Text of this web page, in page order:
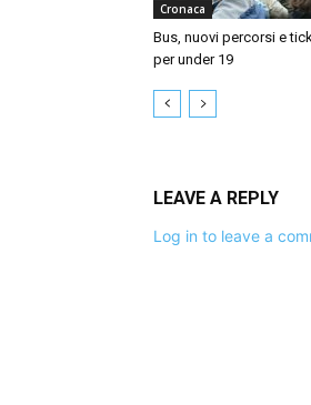
Cronaca
Bus, nuovi percorsi e
per under 19
LEAVE A REPLY
Log in to leave a